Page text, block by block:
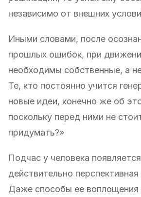
независимо от внешних
Иными словами, после
прошлых ошибок, при
необходимы собственные, а
Те, кто постоянно учится
новые идеи, конечно же об
поскольку перед ними не
придумать?»
Подчас у человека появляется
действительно перспективная
Даже способы ее воплощения